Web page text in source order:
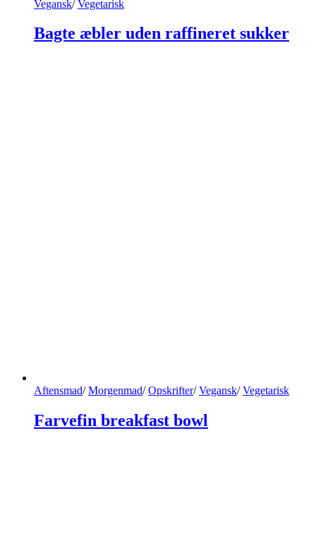
Vegansk/ Vegetarisk
Bagte æbler uden raffineret sukker
Aftensmad/ Morgenmad/ Opskrifter/ Vegansk/ Vegetarisk
Farvefin breakfast bowl